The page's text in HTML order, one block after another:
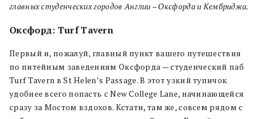
главных студенческих городов Англии – Оксфорда и Кембриджа.
Оксфорд: Turf Tavern
Первый и, пожалуй, главный пункт вашего путешествия
по питейным заведениям Оксфорда — студенческий паб
Turf Tavern в St Helen’s Passage. В этот узкий тупичок
удобнее всего попасть с New College Lane, начинающейся
сразу за Мостом вздохов. Кстати, там же, совсем рядом с